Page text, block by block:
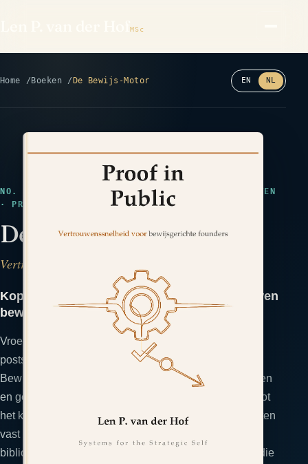
MSc
Home Boeken De Bewijs-Motor EN NL
NO. 44 · VROEG CONCEPT · MARKETING & VERTROUWEN
· PROVE
De Bewijs-Motor
Vertrouwenssnelheid voor bewijsgerichte founders
Kopers vertrouwen geen claims. Ze vertrouwen
bewijs dat ze kunnen doorsturen.
Vroege founders verwarren activiteit met bewijs: meer
posts, hardere claims, weer een landingspagina. De
Bewijs-Motor behandelt vertrouwen als een bewijsketen
en geeft je het PROVE-systeem om die te bouwen: pilot
het kleinste bewijs dat een koper overtuigt, leg resultaten
vast op het moment zelf, orden een doorzoekbare
bibliotheek, valideer voor publicatie en toon signalen die